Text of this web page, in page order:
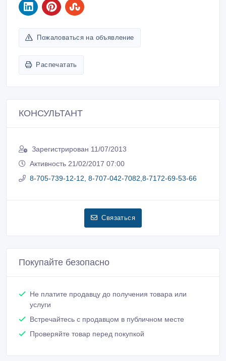
Пожаловаться на объявление
Распечатать
КОНСУЛЬТАНТ
Зарегистрирован 11/07/2013
Активность 21/02/2017 07:00
8-705-739-12-12, 8-707-042-7082,8-7172-69-53-66
Связаться
Покупайте безопасно
Не платите продавцу до получения товара или
услуги
Встречайтесь с продавцом в публичном месте
Проверяйте товар перед покупкой